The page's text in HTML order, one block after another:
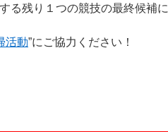
る残り１つの競技の最終候補に
活動”にご協力ください！